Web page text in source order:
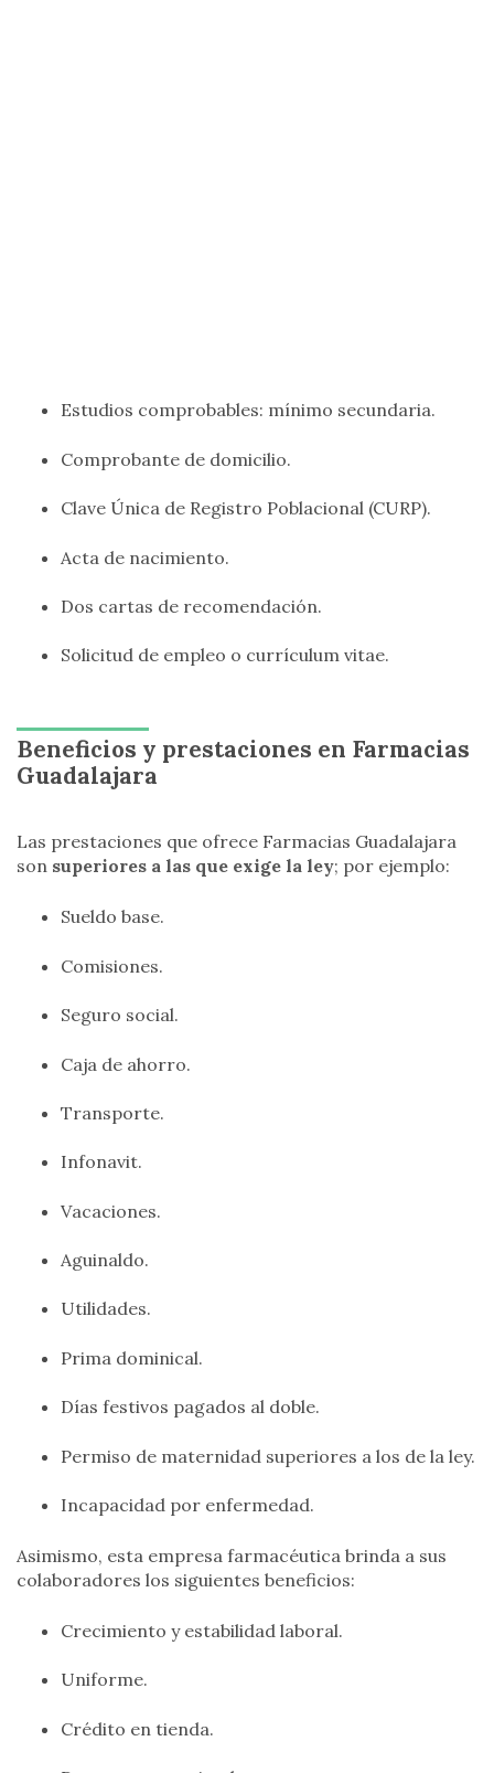
Estudios comprobables: mínimo secundaria.
Comprobante de domicilio.
Clave Única de Registro Poblacional (CURP).
Acta de nacimiento.
Dos cartas de recomendación.
Solicitud de empleo o currículum vitae.
Beneficios y prestaciones en Farmacias
Guadalajara
Las prestaciones que ofrece Farmacias Guadalajara
son superiores a las que exige la ley; por ejemplo:
Sueldo base.
Comisiones.
Seguro social.
Caja de ahorro.
Transporte.
Infonavit.
Vacaciones.
Aguinaldo.
Utilidades.
Prima dominical.
Días festivos pagados al doble.
Permiso de maternidad superiores a los de la ley.
Incapacidad por enfermedad.
Asimismo, esta empresa farmacéutica brinda a sus
colaboradores los siguientes beneficios:
Crecimiento y estabilidad laboral.
Uniforme.
Crédito en tienda.